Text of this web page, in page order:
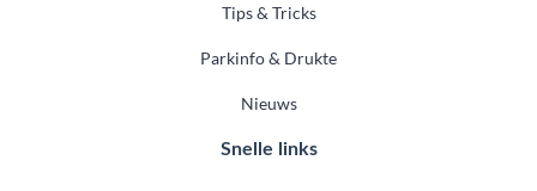
Tips & Tricks
Parkinfo & Drukte
Nieuws
Snelle links